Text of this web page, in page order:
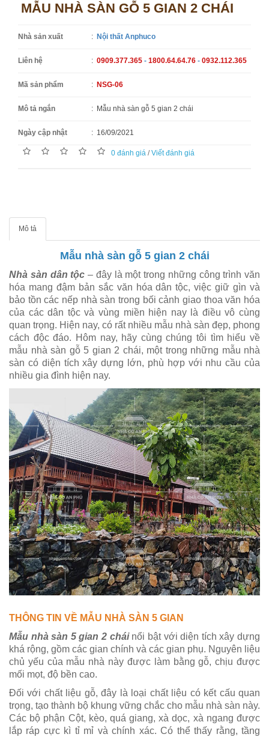
MẪU NHÀ SÀN GỖ 5 GIAN 2 CHÁI
Nhà sản xuất : Nội thất Anphuco
Liên hệ : 0909.377.365 - 1800.64.64.76 - 0932.112.365
Mã sản phẩm : NSG-06
Mô tả ngắn : Mẫu nhà sàn gỗ 5 gian 2 chái
Ngày cập nhật : 16/09/2021
0 đánh giá /Viết đánh giá
Mô tả
Mẫu nhà sàn gỗ 5 gian 2 chái
Nhà sàn dân tộc – đây là một trong những công trình văn
hóa mang đậm bản sắc văn hóa dân tộc, việc giữ gìn và
bảo tồn các nếp nhà sàn trong bối cảnh giao thoa văn hóa
của các dân tộc và vùng miền hiện nay là điều vô cùng
quan trọng. Hiện nay, có rất nhiều mẫu nhà sàn đẹp, phong
cách độc đáo. Hôm nay, hãy cùng chúng tôi tìm hiểu về
mẫu nhà sàn gỗ 5 gian 2 chái, một trong những mẫu nhà
sàn có diện tích xây dựng lớn, phù hợp với nhu cầu của
nhiều gia đình hiện nay.
THÔNG TIN VỀ MẪU NHÀ SÀN 5 GIAN
Mẫu nhà sàn 5 gian 2 cháinổi bật với diện tích xây dựng
khá rộng, gồm các gian chính và các gian phụ. Nguyên liệu
chủ yếu của mẫu nhà này được làm bằng gỗ, chịu được
mối mọt, độ bền cao.
Đối với chất liệu gỗ, đây là loại chất liệu có kết cấu quan
trọng, tạo thành bộ khung vững chắc cho mẫu nhà sàn này.
Các bộ phận Cột, kèo, quá giang, xà dọc, xà ngang được
lắp ráp cực kì tỉ mỉ và chính xác. Có thể thấy rằng, tầng